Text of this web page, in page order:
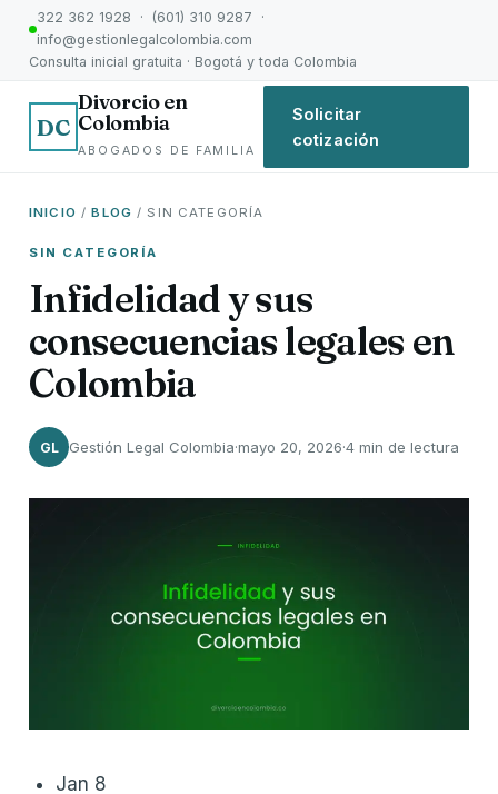
322 362 1928 · (601) 310 9287 ·
info@gestionlegalcolombia.com
Consulta inicial gratuita · Bogotá y toda Colombia
DC
Divorcio en
Colombia
ABOGADOS DE FAMILIA
Solicitar
cotización
INICIO /BLOG / SIN CATEGORÍA
SIN CATEGORÍA
Infidelidad y sus
consecuencias legales en
Colombia
GL Gestión Legal Colombia·mayo 20, 2026·4 min de lectura
Jan 8